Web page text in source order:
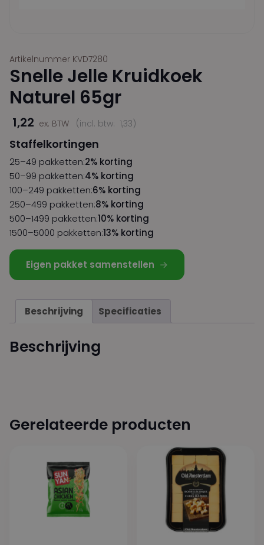
Artikelnummer KVD7280
Snelle Jelle Kruidkoek
Naturel 65gr
1,22 ex. BTW (incl. btw: 1,33)
Staffelkortingen
25–49 pakketten:2% korting
50–99 pakketten:4% korting
100–249 pakketten:6% korting
250–499 pakketten:8% korting
500–1499 pakketten:10% korting
1500–5000 pakketten:13% korting
Eigen pakket samenstellen
Beschrijving Specificaties
Beschrijving
Gerelateerde producten